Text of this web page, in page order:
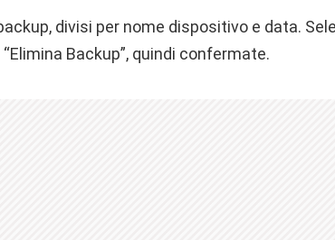
divisi per nome dispositivo e data.
Backup”, quindi confermate.